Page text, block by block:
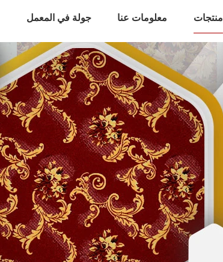
منتجات معلومات عنا جولة في المعمل